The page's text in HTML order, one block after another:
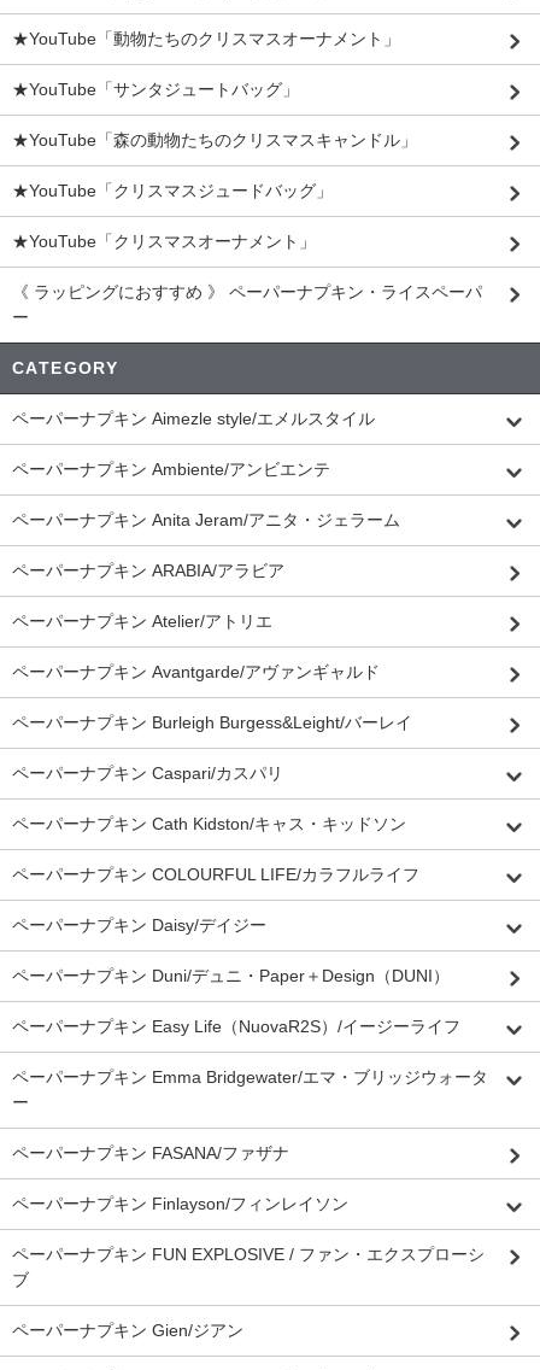
★YouTube「動物たちのクリスマスオーナメント」
★YouTube「サンタジュートバッグ」
★YouTube「森の動物たちのクリスマスキャンドル」
★YouTube「クリスマスジュードバッグ」
★YouTube「クリスマスオーナメント」
《 ラッピングにおすすめ 》 ペーパーナプキン・ライスペーパ
ー
CATEGORY
ペーパーナプキン Aimezle style/エメルスタイル
ペーパーナプキン Ambiente/アンビエンテ
ペーパーナプキン Anita Jeram/アニタ・ジェラーム
ペーパーナプキン ARABIA/アラビア
ペーパーナプキン Atelier/アトリエ
ペーパーナプキン Avantgarde/アヴァンギャルド
ペーパーナプキン Burleigh Burgess&Leight/バーレイ
ペーパーナプキン Caspari/カスパリ
ペーパーナプキン Cath Kidston/キャス・キッドソン
ペーパーナプキン COLOURFUL LIFE/カラフルライフ
ペーパーナプキン Daisy/デイジー
ペーパーナプキン Duni/デュニ・Paper＋Design（DUNI）
ペーパーナプキン Easy Life（NuovaR2S）/イージーライフ
ペーパーナプキン Emma Bridgewater/エマ・ブリッジウォータ
ー
ペーパーナプキン FASANA/ファザナ
ペーパーナプキン Finlayson/フィンレイソン
ペーパーナプキン FUN EXPLOSIVE / ファン・エクスプローシ
ブ
ペーパーナプキン Gien/ジアン